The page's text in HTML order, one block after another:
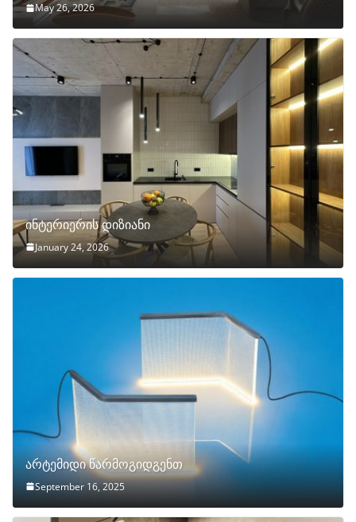
May 26, 2026
ინტერიერის დიზიანი
January 24, 2026
არტემიდი წარმოგიდგენთ
September 16, 2025